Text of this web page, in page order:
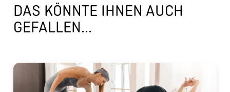
DAS KÖNNTE IHNEN AUCH
GEFALLEN...